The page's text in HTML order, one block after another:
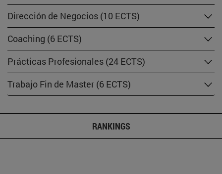
Dirección de Negocios (10 ECTS)
Coaching (6 ECTS)
Prácticas Profesionales (24 ECTS)
Trabajo Fin de Master (6 ECTS)
RANKINGS